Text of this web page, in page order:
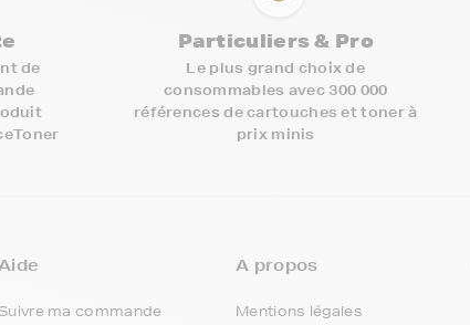
de
Particuliers & Pro
Le plus grand choix de
consommables avec 300 000
références de cartouches et toner à
prix minis
Suivre ma commande
A propos
Mentions légales